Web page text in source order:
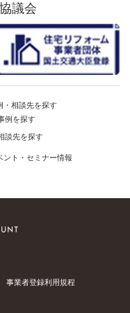
議会
・相談先を探す
例を探す
談先を探す
ント・セミナー情報
事業者登録利用規程